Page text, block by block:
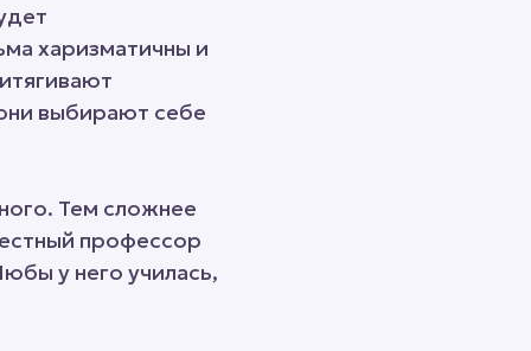
харизматичны и
выбирают себе
Тем сложнее
профессор
у него училась,